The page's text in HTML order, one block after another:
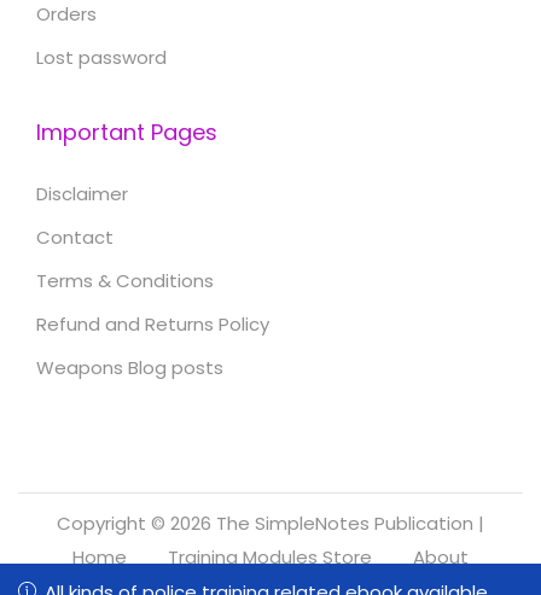
Orders
Lost password
Important Pages
Disclaimer
Contact
Terms & Conditions
Refund and Returns Policy
Weapons Blog posts
Copyright © 2026 The SimpleNotes Publication |
Home
Training Modules Store
About